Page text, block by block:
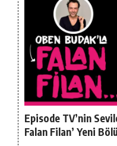
Episode TV’nin
Falan Filan’ Yeni